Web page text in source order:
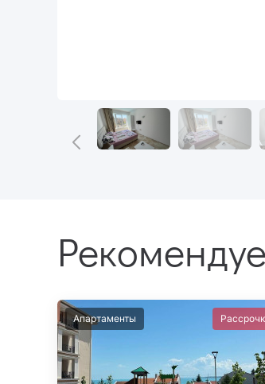
Апартаменты